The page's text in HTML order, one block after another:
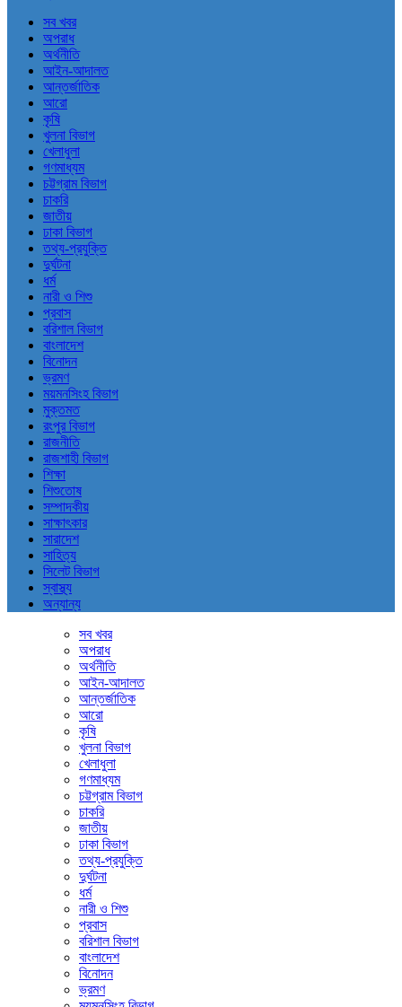
সব খবর
অপরাধ
অর্থনীতি
আইন-আদালত
আন্তর্জাতিক
আরো
কৃষি
খুলনা বিভাগ
খেলাধুলা
গণমাধ্যম
চট্টগ্রাম বিভাগ
চাকরি
জাতীয়
ঢাকা বিভাগ
তথ্য-প্রযুক্তি
দুর্ঘটনা
ধর্ম
নারী ও শিশু
প্রবাস
বরিশাল বিভাগ
বাংলাদেশ
বিনোদন
ভ্রমণ
ময়মনসিংহ বিভাগ
মুক্তমত
রংপুর বিভাগ
রাজনীতি
রাজশাহী বিভাগ
শিক্ষা
শিশুতোষ
সম্পাদকীয়
সাক্ষাৎকার
সারাদেশ
সাহিত্য
সিলেট বিভাগ
স্বাস্থ্য
অন্যান্য
সব খবর
অপরাধ
অর্থনীতি
আইন-আদালত
আন্তর্জাতিক
আরো
কৃষি
খুলনা বিভাগ
খেলাধুলা
গণমাধ্যম
চট্টগ্রাম বিভাগ
চাকরি
জাতীয়
ঢাকা বিভাগ
তথ্য-প্রযুক্তি
দুর্ঘটনা
ধর্ম
নারী ও শিশু
প্রবাস
বরিশাল বিভাগ
বাংলাদেশ
বিনোদন
ভ্রমণ